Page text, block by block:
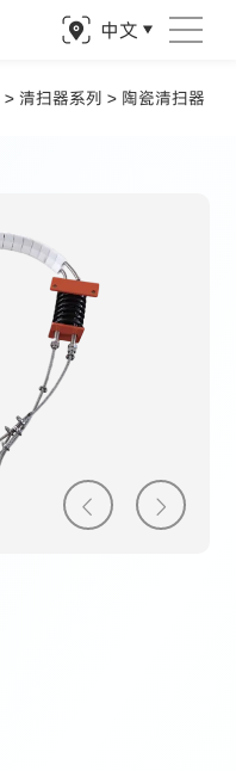
中文
>清扫器系列 > 陶瓷清扫器